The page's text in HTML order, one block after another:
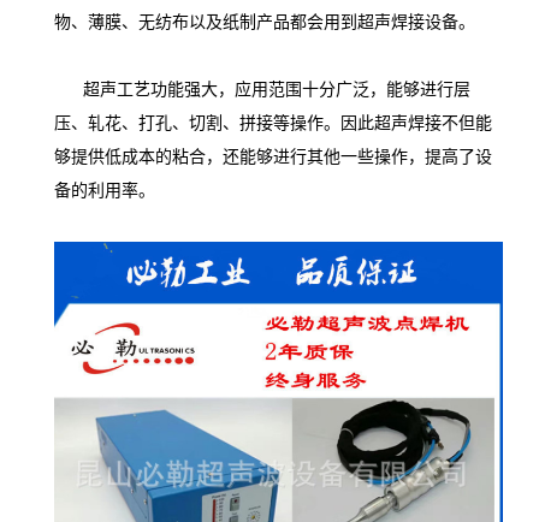
物、薄膜、无纺布以及纸制产品都会用到超声焊接设备。
超声工艺功能强大，应用范围十分广泛，能够进行层
压、轧花、打孔、切割、拼接等操作。因此超声焊接不但能
够提供低成本的粘合，还能够进行其他一些操作，提高了设
备的利用率。